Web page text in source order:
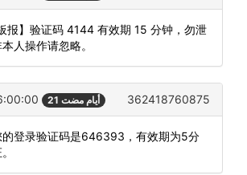
报】验证码 4144 有效期 15 分钟，勿泄
人操作请忽略。
21 أيام مضت 362418760875
的登录验证码是646393，有效期为5分